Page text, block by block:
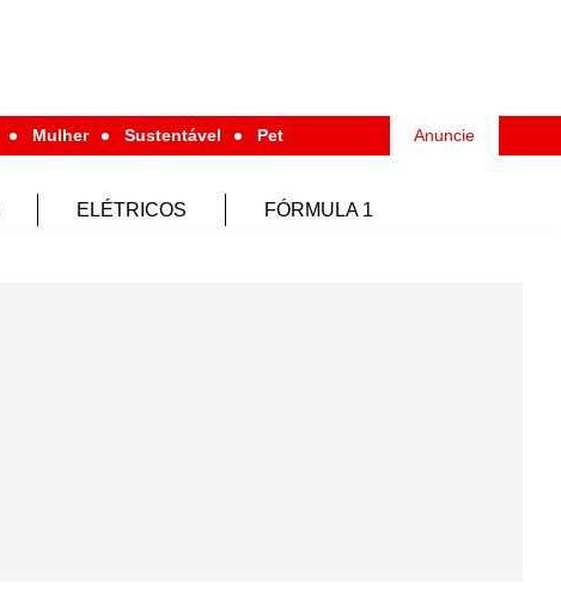
Mulher Sustentável Pet Anuncie
ELÉTRICOS FÓRMULA 1